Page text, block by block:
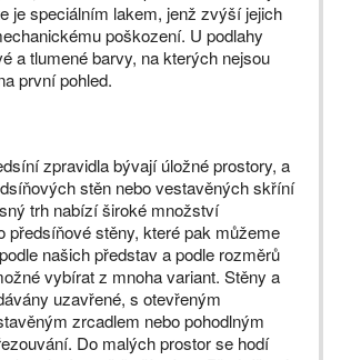
je speciálním lakem, jenž zvýší jejich
poškození. U podlahy
a tlumené barvy, na kterých nejsou
první pohled.
zpravidla bývají úložné prostory, a
stěn nebo vestavěných skříní
trh nabízí široké množství
předsíňové stěny, které pak můžeme
našich představ a podle rozměrů
vybírat z mnoha variant. Stěny a
uzavřené, s otevřeným
zrcadlem nebo pohodlným
Do malých prostor se hodí